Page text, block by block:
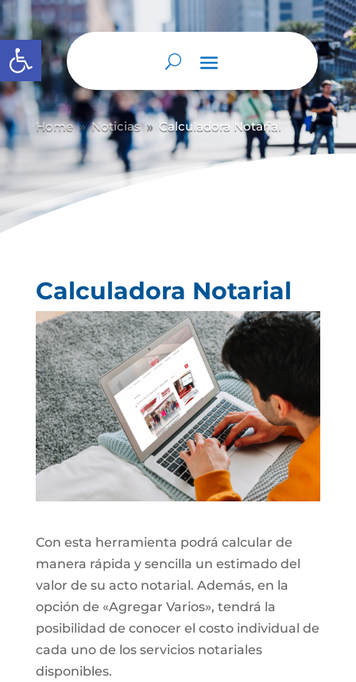
Abrir barra de herramientas
Home 9 Noticias 9 Calculadora Notarial
Calculadora Notarial
Con esta herramienta podrá calcular de
manera rápida y sencilla un estimado del
valor de su acto notarial. Además, en la
opción de «Agregar Varios», tendrá la
posibilidad de conocer el costo individual de
cada uno de los servicios notariales
disponibles.